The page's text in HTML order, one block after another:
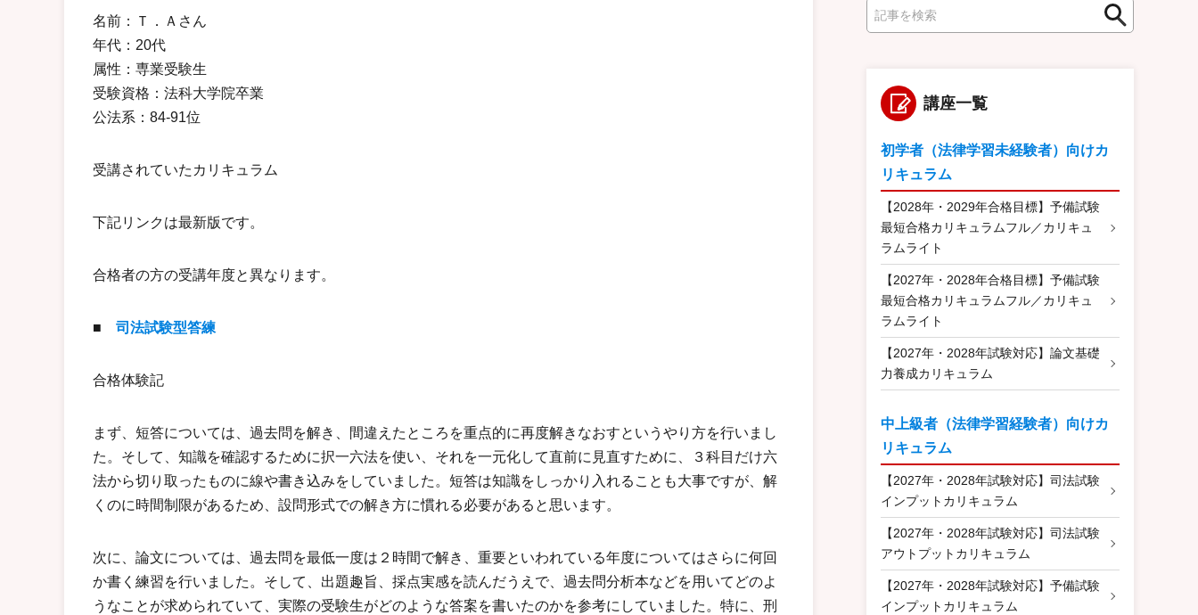
名前：Ｔ．Ａさん
年代：20代
属性：専業受験生
受験資格：法科大学院卒業
公法系：84-91位
受講されていたカリキュラム
下記リンクは最新版です。
合格者の方の受講年度と異なります。
■ 司法試験型答練
合格体験記
まず、短答については、過去問を解き、間違えたところを重点的に再度解きなおすというやり方を行いまし
た。そして、知識を確認するために択一六法を使い、それを一元化して直前に見直すために、３科目だけ六
法から切り取ったものに線や書き込みをしていました。短答は知識をしっかり入れることも大事ですが、解
くのに時間制限があるため、設問形式での解き方に慣れる必要があると思います。
次に、論文については、過去問を最低一度は２時間で解き、重要といわれている年度についてはさらに何回
か書く練習を行いました。そして、出題趣旨、採点実感を読んだうえで、過去問分析本などを用いてどのよ
うなことが求められていて、実際の受験生がどのような答案を書いたのかを参考にしていました。特に、刑
検
索
検
索
講座一覧
初学者（法律学習未経験者）向けカ
リキュラム
【2028年・2029年合格目標】予備試験
最短合格カリキュラムフル／カリキュ
ラムライト
【2027年・2028年合格目標】予備試験
最短合格カリキュラムフル／カリキュ
ラムライト
【2027年・2028年試験対応】論文基礎
力養成カリキュラム
中上級者（法律学習経験者）向けカ
リキュラム
【2027年・2028年試験対応】司法試験
インプットカリキュラム
【2027年・2028年試験対応】司法試験
アウトプットカリキュラム
【2027年・2028年試験対応】予備試験
インプットカリキュラム